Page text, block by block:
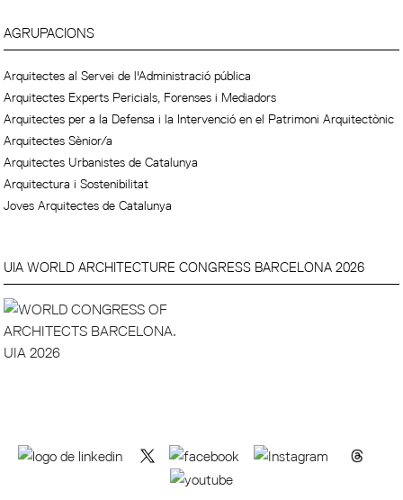
AGRUPACIONS
Arquitectes al Servei de l'Administració pública
Arquitectes Experts Pericials, Forenses i Mediadors
Arquitectes per a la Defensa i la Intervenció en el Patrimoni Arquitectònic
Arquitectes Sènior/a
Arquitectes Urbanistes de Catalunya
Arquitectura i Sostenibilitat
Joves Arquitectes de Catalunya
UIA WORLD ARCHITECTURE CONGRESS BARCELONA 2026